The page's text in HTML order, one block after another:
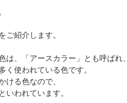
ご紹介します。
、「アースカラー」とも呼ばれ、
われている色です。
る色なので、
れています。